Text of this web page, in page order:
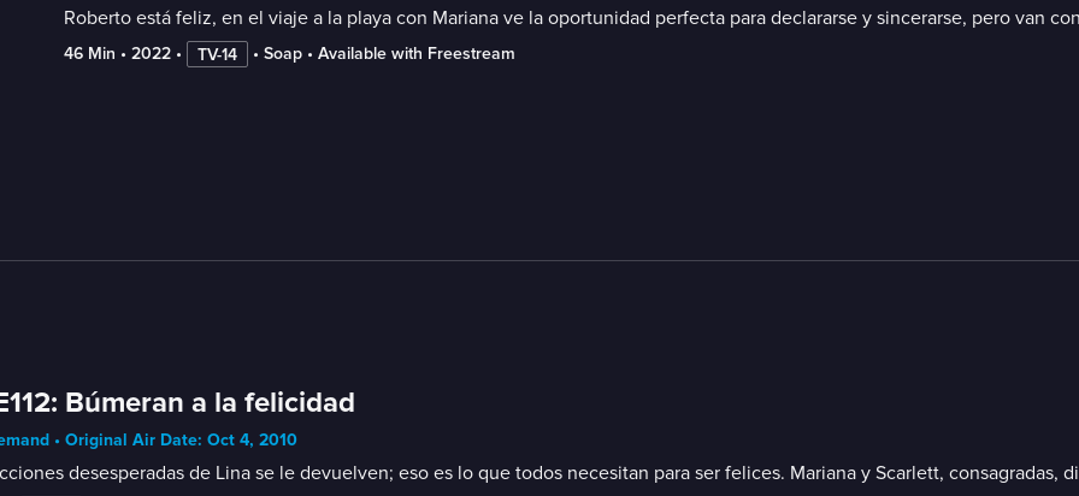
Roberto está feliz, en el viaje a la playa con Mariana ve la oportunidad perfecta para declararse y sincerarse, pero van
46 Min • 2022 • TV-14 • Soap • Available with Freestream
Búmeran a la felicidad
• Original Air Date: Oct 4, 2010
desesperadas de Lina se le devuelven; eso es lo que todos necesitan para ser felices. Mariana y Scarlett, consagradas,